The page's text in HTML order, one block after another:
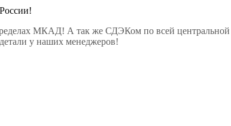
МКАД! А так же СДЭКом по всей центральной
у наших менеджеров!